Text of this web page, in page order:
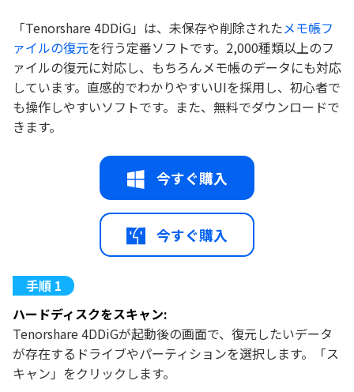
「Tenorshare 4DDiG」は、未保存や削除されたメモ帳フ
ァイルの復元を行う定番ソフトです。2,000種類以上のフ
ァイルの復元に対応し、もちろんメモ帳のデータにも対応
しています。直感的でわかりやすいUIを採用し、初心者で
も操作しやすいソフトです。また、無料でダウンロードで
きます。
今すぐ購入
今すぐ購入
ハードディスクをスキャン:
Tenorshare 4DDiGが起動後の画面で、復元したいデータ
が存在するドライブやパーティションを選択します。「ス
キャン」をクリックします。